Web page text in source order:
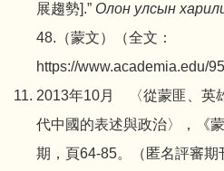
展趨勢].” Олон улсын
48.（蒙文）（全文：
https://www.academia.edu/
2013年10月 〈從蒙匪、英
代中國的表述與政治〉，《
期，頁64-85。（匿名評審期